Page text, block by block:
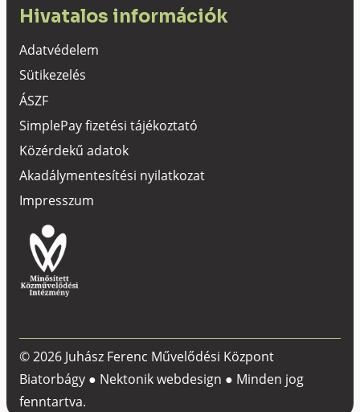
Hivatalos információk
Adatvédelem
Sütikezelés
ÁSZF
SimplePay fizetési tájékoztató
Közérdekű adatok
Akadálymentesítési nyilatkozat
Impresszum
© 2026 Juhász Ferenc Művelődési Központ
Biatorbágy ● Nektonik webdesign ● Minden jog
fenntartva.